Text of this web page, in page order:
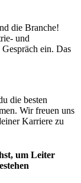
die Branche!
und
ein. Das
die besten
Wir freuen uns
Karriere zu
um Leiter